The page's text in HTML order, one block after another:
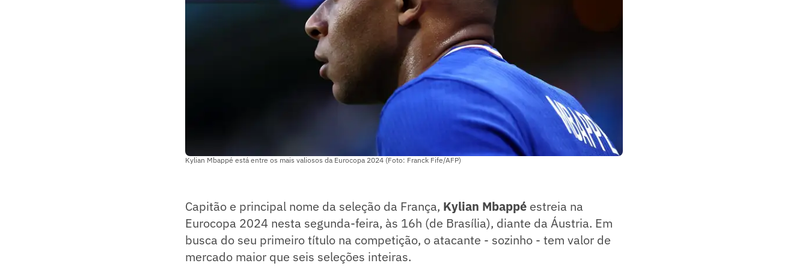
Kylian Mbappé está entre os mais valiosos da Eurocopa 2024 (Foto: Franck Fife/AFP)
Capitão e principal nome da seleção da França, Kylian Mbappé estreia na
Eurocopa 2024 nesta segunda-feira, às 16h (de Brasília), diante da Áustria. Em
busca do seu primeiro título na competição, o atacante - sozinho - tem valor de
mercado maior que seis seleções inteiras.